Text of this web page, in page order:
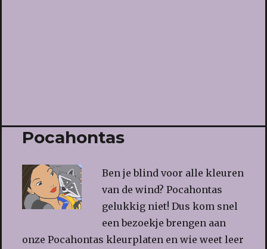
Pocahontas
Ben je blind voor alle kleuren
van de wind? Pocahontas
gelukkig niet! Dus kom snel
een bezoekje brengen aan
onze Pocahontas kleurplaten en wie weet leer